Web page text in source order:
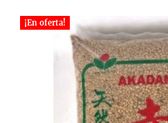
¡En oferta!